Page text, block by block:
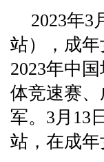
2023年3
站），成
2023年中
体竞速赛
军。3月13
站，在成